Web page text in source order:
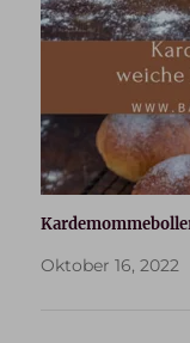
Oktober 16, 2022